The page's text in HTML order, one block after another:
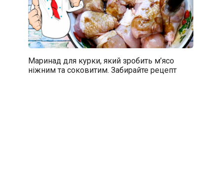
Маринад для курки, який зробить м’ясо
ніжним та соковитим. Забирайте рецепт